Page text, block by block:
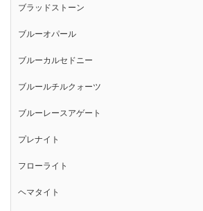
ブラッドストーン
ブルーオパール
ブルーカルセドニー
ブルールチルクォーツ
ブルーレースアゲート
プレナイト
フローライト
ヘマタイト